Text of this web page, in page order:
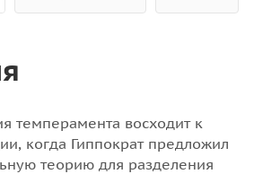
темперамента восходит к
когда Гиппократ предложил
теорию для разделения